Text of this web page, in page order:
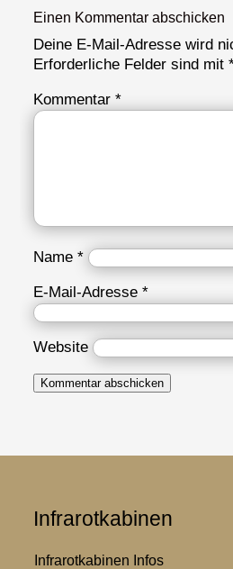
Einen Kommentar abschicken
Deine E-Mail-Adresse wird
Erforderliche Felder sind mit
Kommentar*
Name*
E-Mail-Adresse*
Website
Kommentar abschicken
Infrarotkabinen
Infrarotkabinen Infos